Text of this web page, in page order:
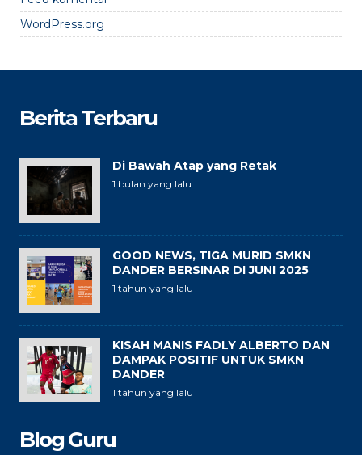
WordPress.org
Berita Terbaru
Di Bawah Atap yang Retak
1 bulan yang lalu
GOOD NEWS, TIGA MURID SMKN
DANDER BERSINAR DI JUNI 2025
1 tahun yang lalu
KISAH MANIS FADLY ALBERTO DAN
DAMPAK POSITIF UNTUK SMKN
DANDER
1 tahun yang lalu
Blog Guru